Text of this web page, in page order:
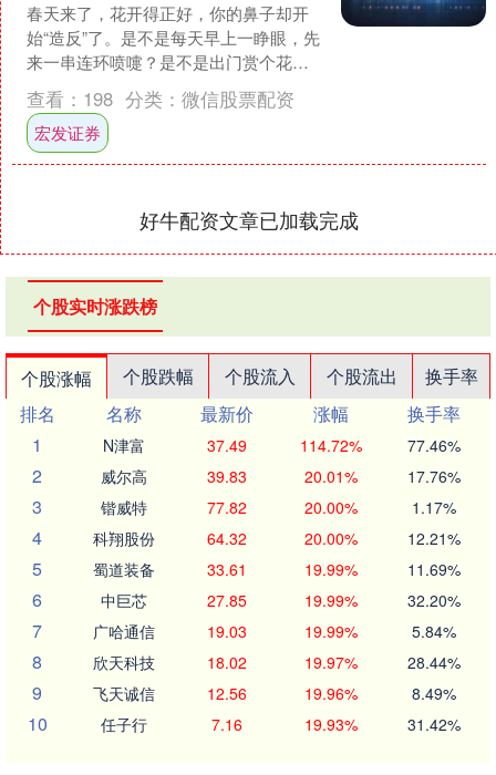
春天来了，花开得正好，你的鼻子却开
始“造反”了。是不是每天早上一睁眼，先
来一串连环喷嚏？是不是出门赏个花，
回来就鼻涕眼泪糊一脸？桌上的纸巾，
用起来比喝水还快。这....
查看： 198 分类： 微信股票配资
宏发证券
好牛配资文章已加载完成
个股实时涨跌榜
个股涨幅 个股跌幅 个股流入 个股流出
换手率
排名
名称 最新价 涨幅
换手率
1
N津富 37.49 114.72% 77.46%
2 威尔高 39.83 20.01% 17.76%
3 锴威特 77.82 20.00% 1.17%
4 科翔股份 64.32 20.00% 12.21%
5 蜀道装备 33.61 19.99% 11.69%
6 中巨芯 27.85 19.99% 32.20%
7 广哈通信 19.03 19.99% 5.84%
8 欣天科技 18.02 19.97% 28.44%
9 飞天诚信 12.56 19.96% 8.49%
10 任子行 7.16 19.93% 31.42%